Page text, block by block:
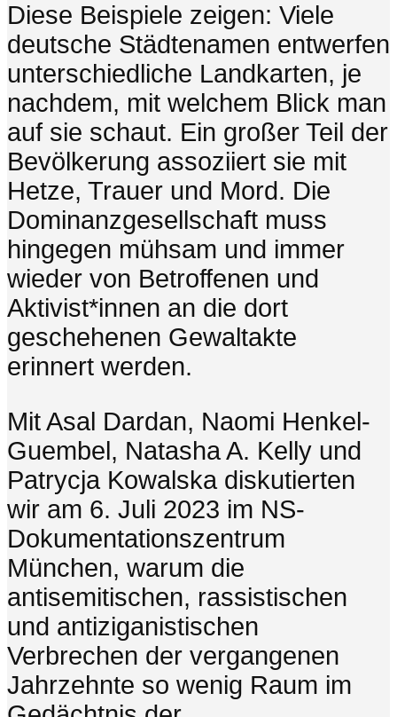
Diese Beispiele zeigen: Viele
deutsche Städtenamen entwerfen
unterschiedliche Landkarten, je
nachdem, mit welchem Blick man
auf sie schaut. Ein großer Teil der
Bevölkerung assoziiert sie mit
Hetze, Trauer und Mord. Die
Dominanzgesellschaft muss
hingegen mühsam und immer
wieder von Betroffenen und
Aktivist*innen an die dort
geschehenen Gewaltakte
erinnert werden.
Mit Asal Dardan, Naomi Henkel-
Guembel, Natasha A. Kelly und
Patrycja Kowalska diskutierten
wir am 6. Juli 2023 im NS-
Dokumentationszentrum
München, warum die
antisemitischen, rassistischen
und antiziganistischen
Verbrechen der vergangenen
Jahrzehnte so wenig Raum im